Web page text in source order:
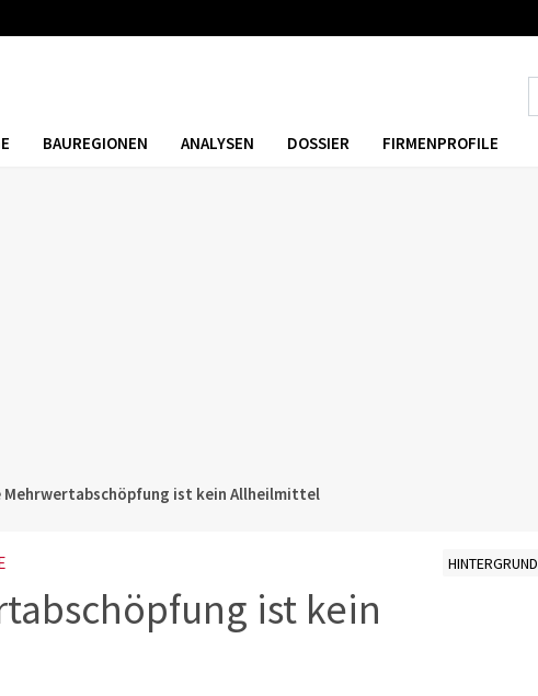
BAUREGIONEN ANALYSEN DOSSIER FIRMENPROFILE
Mehrwertabschöpfung ist kein Allheilmittel
HINTERGRUND
ist kein